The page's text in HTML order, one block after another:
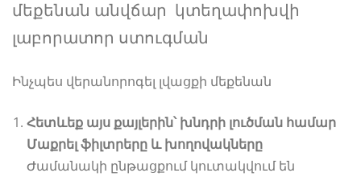
մեքենան անվճար կտեղափոխվի
լաբորատոր ստուգման
Ինչպես վերանորոգել լվացքի մեքենան
Հետևեք այս քայլերին՝ խնդրի լուծման համար
Մաքրել ֆիլտրերը և խողովակները
Ժամանակի ընթացքում կուտակվում են